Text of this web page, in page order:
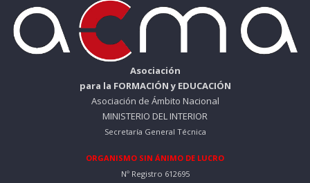
Asociación
para la FORMACIÓN y EDUCACIÓN
Asociación de Ámbito Nacional
MINISTERIO DEL INTERIOR
Secretaría General Técnica
ORGANISMO SIN ÁNIMO DE LUCRO
Nº Registro 612695